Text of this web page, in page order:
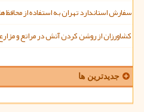
سفارش استاندارد تهران به استفاده از محافظ
کشاورزان از روشن کردن آتش در مراتع و
جدیدترین ها